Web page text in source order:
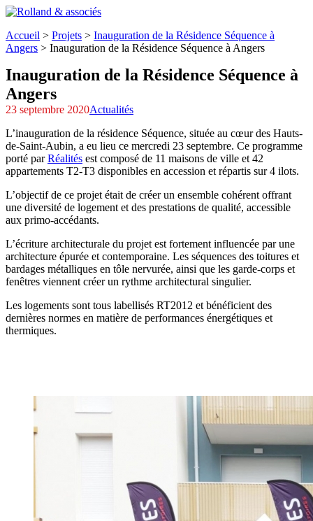
Accueil > Projets > Inauguration de la Résidence Séquence à
Angers > Inauguration de la Résidence Séquence à Angers
Inauguration de la Résidence Séquence à
Angers
23 septembre 2020Actualités
L’inauguration de la résidence Séquence, située au cœur des Hauts-
de-Saint-Aubin, a eu lieu ce mercredi 23 septembre. Ce programme
porté parRéalités est composé de 11 maisons de ville et 42
appartements T2-T3 disponibles en accession et répartis sur 4 ilots.
L’objectif de ce projet était de créer un ensemble cohérent offrant
une diversité de logement et des prestations de qualité, accessible
aux primo-accédants.
L’écriture architecturale du projet est fortement influencée par une
architecture épurée et contemporaine. Les séquences des toitures et
bardages métalliques en tôle nervurée, ainsi que les garde-corps et
fenêtres viennent créer un rythme architectural singulier.
Les logements sont tous labellisés RT2012 et bénéficient des
dernières normes en matière de performances énergétiques et
thermiques.